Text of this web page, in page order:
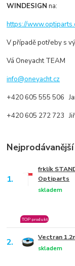
WINDESIGN na:
https://
V případě potřeby s
Vá Oneyacht TEAM
info@oneyacht.cz
+420 605 555 506
+420 605 272 723
Nejprodávanější
1.
frklík
Optiparts
skladem
TOP produkt
2. Vectran
skladem